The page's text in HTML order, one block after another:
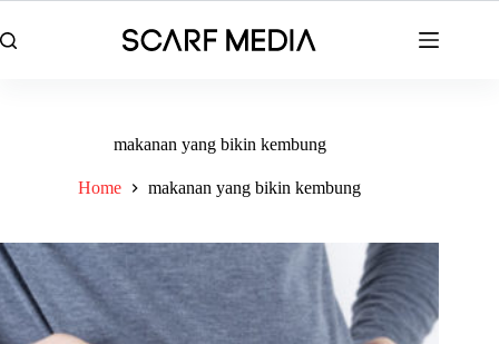
to
content
makanan yang bikin kembung
Home makanan yang bikin kembung